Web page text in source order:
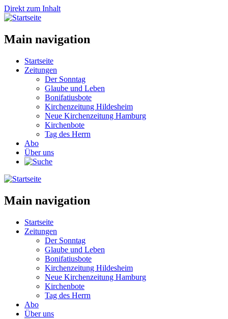
Direkt zum Inhalt
Main navigation
Startseite
Zeitungen
Der Sonntag
Glaube und Leben
Bonifatiusbote
Kirchenzeitung Hildesheim
Neue Kirchenzeitung Hamburg
Kirchenbote
Tag des Herrn
Abo
Über uns
Main navigation
Startseite
Zeitungen
Der Sonntag
Glaube und Leben
Bonifatiusbote
Kirchenzeitung Hildesheim
Neue Kirchenzeitung Hamburg
Kirchenbote
Tag des Herrn
Abo
Über uns